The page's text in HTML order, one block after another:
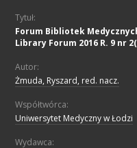
Tytuł:
Forum Bibliotek
Library Forum 2016 R. 9 nr
Autor:
Żmuda, Ryszard, red. nacz.
Współtwórca:
Uniwersytet Medyczny w Łodzi
Wydawca: